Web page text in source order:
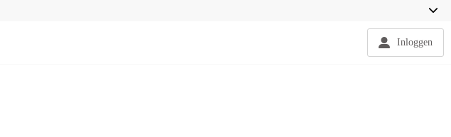
Inloggen